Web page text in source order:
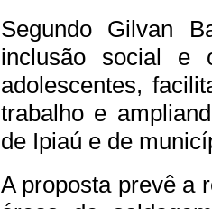
Segundo Gilvan
inclusão social e
adolescentes,
trabalho e
de Ipiaú e de
A proposta prevê a